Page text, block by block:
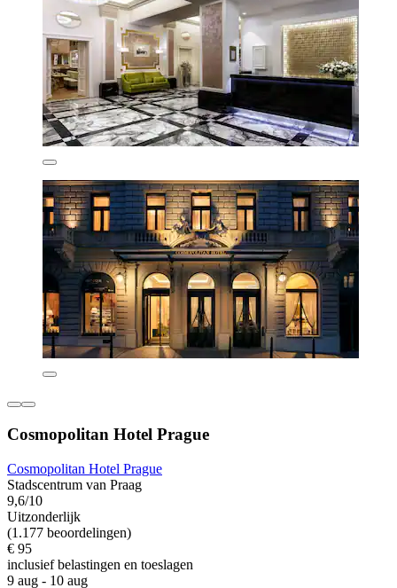
Cosmopolitan Hotel Prague
Cosmopolitan Hotel Prague
Stadscentrum van Praag
9,6/10
Uitzonderlijk
(1.177 beoordelingen)
€ 95
inclusief belastingen en toeslagen
9 aug - 10 aug